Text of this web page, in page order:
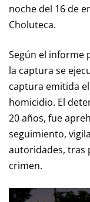
noche del 16 de
Choluteca.
Según el informe
la captura se
captura emitida
homicidio. El
20 años, fue
seguimiento,
autoridades, tras
crimen.